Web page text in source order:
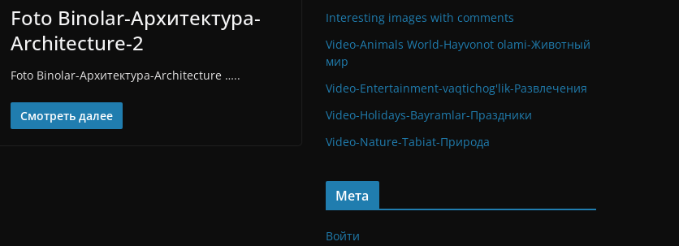
Foto Binolar-Архитектура-
Architecture-2
Foto Binolar-Архитектура-Architecture …..
Смотреть далее
Interesting images with comments
Video-Animals World-Hayvonot olami-Животный
мир
Video-Entertainment-vaqtichog'lik-Развлечения
Video-Holidays-Bayramlar-Праздники
Video-Nature-Tabiat-Природа
Мета
Войти